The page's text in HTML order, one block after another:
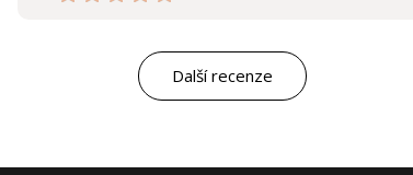
Další recenze